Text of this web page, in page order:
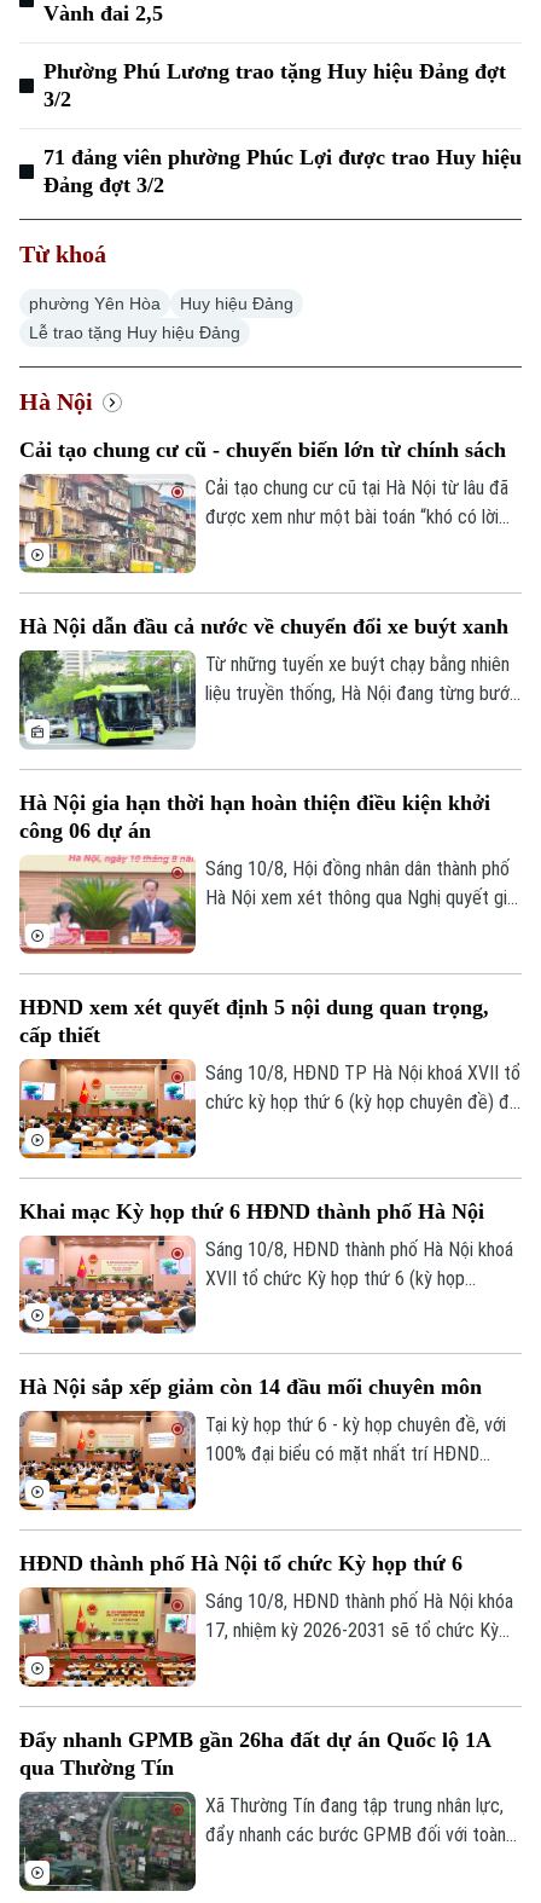
Chuyên mục
Thời sự
Hà Nội
Hà Nội
Vành đai 2,5
Phường Phú Lương trao tặng Huy hiệu Đảng đợt
3/2
71 đảng viên phường Phúc Lợi được trao Huy hiệu
Đảng đợt 3/2
Từ khoá
phường Yên Hòa
Huy hiệu Đảng
Lễ trao tặng Huy hiệu Đảng
Hà Nội
Cải tạo chung cư cũ - chuyển biến lớn từ chính sách
Cải tạo chung cư cũ tại Hà Nội từ lâu đã
được xem như một bài toán “khó có lời
6 vừa qua với những cơ chế đặc thù, vượt
trội từ Luật Thủ đô - "cú hích" mạnh mẽ,
đẩy nhanh tiến độ tái thiết các khu chung
Hà Nội dẫn đầu cả nước về chuyển đổi xe buýt xanh
Từ những tuyến xe buýt chạy bằng nhiên
liệu truyền thống, Hà Nội đang từng bước
điện và năng lượng xanh, trong đó có 719
Hà Nội gia hạn thời hạn hoàn thiện điều kiện khởi
công 06 dự án
Sáng 10/8, Hội đồng nhân dân thành phố
Hà Nội xem xét thông qua Nghị quyết gia
phố và quy định tại khoản 6 Điều 36 Luật
HĐND xem xét quyết định 5 nội dung quan trọng,
cấp thiết
Sáng 10/8, HĐND TP Hà Nội khoá XVII tổ
chức kỳ họp thứ 6 (kỳ họp chuyên đề) để
Khai mạc Kỳ họp thứ 6 HĐND thành phố Hà Nội
Sáng 10/8, HĐND thành phố Hà Nội khoá
XVII tổ chức Kỳ họp thứ 6 (kỳ họp
Hà Nội sắp xếp giảm còn 14 đầu mối chuyên môn
Tại kỳ họp thứ 6 - kỳ họp chuyên đề, với
100% đại biểu có mặt nhất trí HĐND
UBND thành phố.
HĐND thành phố Hà Nội tổ chức Kỳ họp thứ 6
Sáng 10/8, HĐND thành phố Hà Nội khóa
17, nhiệm kỳ 2026-2031 sẽ tổ chức Kỳ
Đẩy nhanh GPMB gần 26ha đất dự án Quốc lộ 1A
qua Thường Tín
Xã Thường Tín đang tập trung nhân lực,
đẩy nhanh các bước GPMB đối với toàn